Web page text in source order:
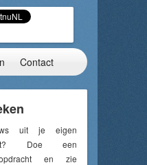
Contact
uit je eigen
Doe een
en zie